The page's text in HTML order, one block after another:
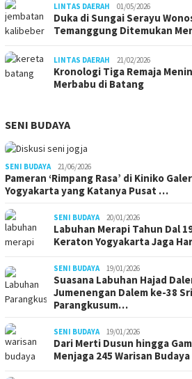
LINTAS DAERAH 01/05/2026
Duka di Sungai Serayu
Temanggung Ditemukan
LINTAS DAERAH 21/02/2026
Kronologi Tiga Remaja
Merbabu di Batang
SENI BUDAYA
SENI BUDAYA 21/06/2026
Pameran ‘Rimpang Rasa’ di Kiniko
Yogyakarta yang Katanya Pusat …
SENI BUDAYA 20/01/2026
Labuhan Merapi Tahun Dal
Keraton Yogyakarta Jaga
SENI BUDAYA 19/01/2026
Suasana Labuhan Hajad
Jumenengan Dalem ke-38
Parangkusum…
SENI BUDAYA 19/01/2026
Dari Merti Dusun hingga
Menjaga 245 Warisan